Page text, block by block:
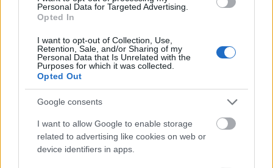
Personal Data for Targeted Advertising.
Opted In
I want to opt-out of Collection, Use,
Retention, Sale, and/or Sharing of my
Personal Data that Is Unrelated with the
Purposes for which it was collected.
Opted Out
Google consents
I want to allow Google to enable storage
related to advertising like cookies on web or
device identifiers in apps.
Bondavárral, és nem riad vissza semmitől, látszólag
birodalmat épít, valójában azonban csak
mindent, hirtelen történik egy természeti eset, és
minden terve dugába dől. Nem is a hazug ember
bukása a meglepő, hanem az, hogy milyen
tűpontosan írja le Jókai a korabeli vállalkozások
világát, a börze kórisméjét tárja elénk, amelynek
működési mechanizmusa még ma is megállja a
helyét.
Berend Iván igazi romantikus hős, csak erényei